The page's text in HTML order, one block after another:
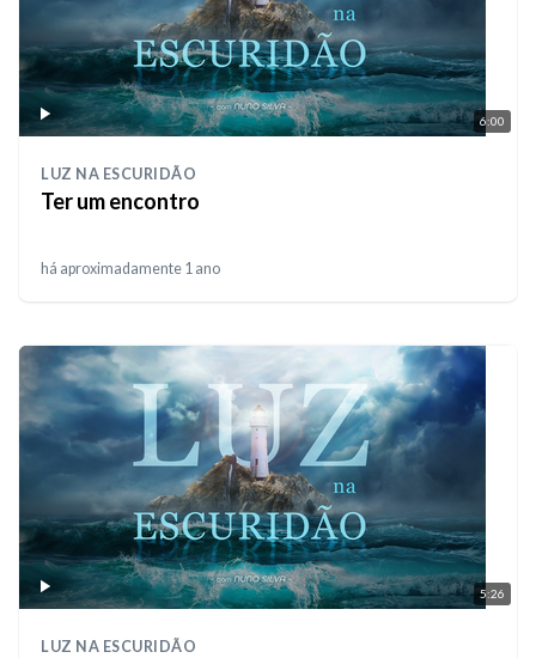
6:00
LUZ NA ESCURIDÃO
Ter um encontro
há aproximadamente 1 ano
5:26
LUZ NA ESCURIDÃO